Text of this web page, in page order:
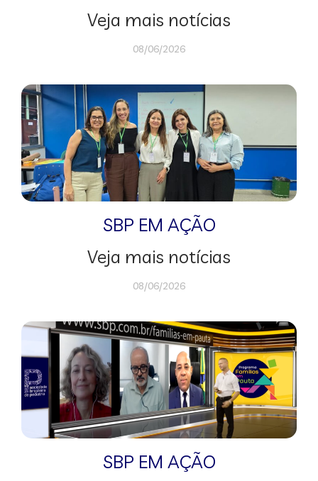
Veja mais notícias
08/06/2026
SBP EM AÇÃO
Veja mais notícias
08/06/2026
SBP EM AÇÃO